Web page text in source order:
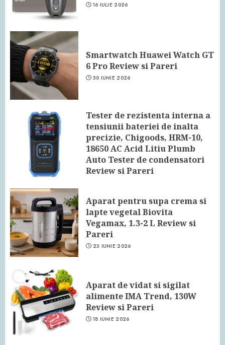
16 IULIE 2026
Smartwatch Huawei Watch GT
6 Pro Review si Pareri
30 IUNIE 2026
Tester de rezistenta interna a
tensiunii bateriei de inalta
precizie, Chigoods, HRM-10,
18650 AC Acid Litiu Plumb
Auto Tester de condensatori
Review si Pareri
Aparat pentru supa crema si
lapte vegetal Biovita
Vegamax, 1.3-2 L Review si
Pareri
23 IUNIE 2026
Aparat de vidat si sigilat
alimente IMA Trend, 130W
Review si Pareri
18 IUNIE 2026